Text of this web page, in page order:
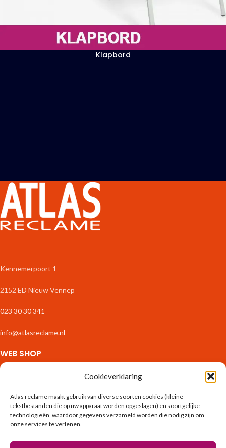
Cookieverklaring
Atlas reclame maakt gebruik van diverse soorten cookies (kleine
tekstbestanden die op uw apparaat worden opgeslagen) en soortgelijke
technologieën, waardoor gegevens verzameld worden die nodig zijn om
onze services te verlenen.
Klapbord
Kennemerpoort 1
2152 ED Nieuw Vennep
023 30 30 341
info@atlasreclame.nl
WEB SHOP
Fotoproducten
Interieur
Binnenreclame
Exterieur & Tuin